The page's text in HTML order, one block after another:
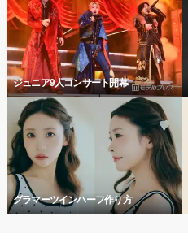
ジュニア9人コンサート開幕
グラマーツインハーフ作り方